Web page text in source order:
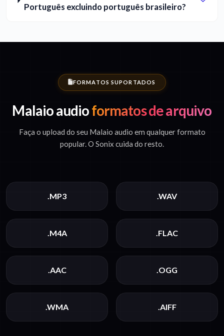
Português excluindo português brasileiro?
FORMATOS SUPORTADOS
Malaio audioformatos de arquivo
Faça o upload do seu Malaio audio em qualquer formato
popular. O Sonix cuida do resto.
.MP3 .WAV
.M4A .FLAC
.AAC .OGG
.WMA .AIFF